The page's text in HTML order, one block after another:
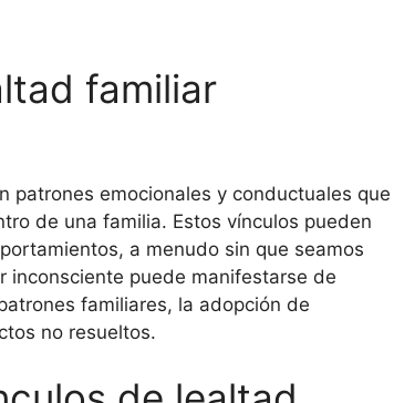
familiar
patrones emocionales y conductuales que
de una familia. Estos vínculos pueden
a menudo sin que seamos
inconsciente puede manifestarse de
familiares, la adopción de
no resueltos.